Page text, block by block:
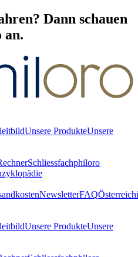
Dann schauen
an.
Unsere ProdukteUnsere
Schliessfachphiloro
NewsletterFAQ
Unsere ProdukteUnsere